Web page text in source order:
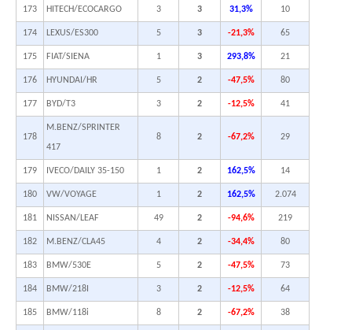
173 HITECH/ECOCARGO 3 3 31,3% 10
174 LEXUS/ES300 5 3 -21,3% 65
175 FIAT/SIENA 1 3 293,8% 21
176 HYUNDAI/HR 5 2 -47,5% 80
177 BYD/T3 3 2 -12,5% 41
178
M.BENZ/SPRINTER
417
8 2 -67,2% 29
179 IVECO/DAILY 35-150 1 2 162,5% 14
180 VW/VOYAGE 1 2 162,5% 2.074
181 NISSAN/LEAF 49 2 -94,6% 219
182 M.BENZ/CLA45 4 2 -34,4% 80
183 BMW/530E 5 2 -47,5% 73
184 BMW/218I 3 2 -12,5% 64
185 BMW/118i 8 2 -67,2% 38